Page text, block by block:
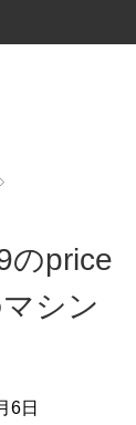
のprice
シン
6日